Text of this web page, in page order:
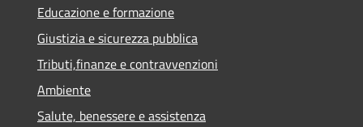
Educazione e formazione
Giustizia e sicurezza pubblica
Tributi,finanze e contravvenzioni
Ambiente
Salute, benessere e assistenza